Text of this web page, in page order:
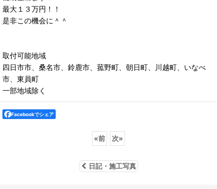
最大１３万円！！
是非この機会に＾＾
取付可能地域
四日市市、桑名市、鈴鹿市、菰野町、朝日町、川越町、いなべ
市、東員町
一部地域除く
Facebookでシェア
«前 次»
日記・施工写真